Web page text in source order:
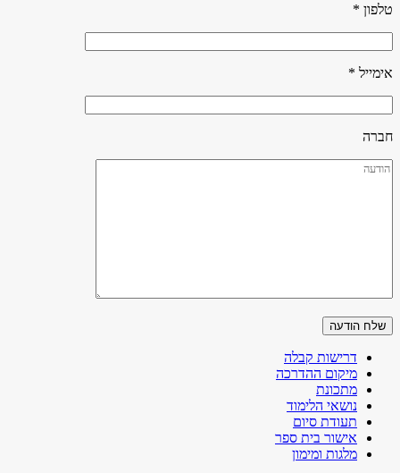
טלפון *
אימייל *
חברה
דרישות קבלה
מיקום ההדרכה
מתכונת
נושאי הלימוד
תעודת סיום
אישור בית ספר
מלגות ומימון